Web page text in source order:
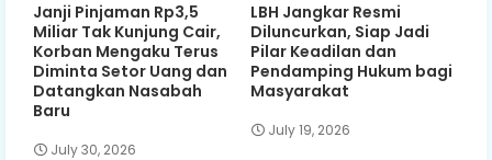
Janji Pinjaman Rp3,5
Miliar Tak Kunjung Cair,
Korban Mengaku Terus
Diminta Setor Uang dan
Datangkan Nasabah
Baru
July 30, 2026
LBH Jangkar Resmi
Diluncurkan, Siap Jadi
Pilar Keadilan dan
Pendamping Hukum bagi
Masyarakat
July 19, 2026